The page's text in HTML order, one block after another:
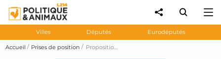
Villes Députés Eurodéputés
Accueil Prises de position Proposition de loi 618 visant à abolir la chasse à courre et à réhabiliter les chiens des meutes